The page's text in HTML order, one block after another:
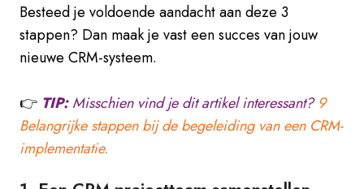
Besteed je voldoende aandacht aan deze 3
stappen? Dan maak je vast een succes van jouw
nieuwe CRM-systeem.
👉 TIP:Misschien vind je dit artikel interessant?9
Belangrijke stappen bij de begeleiding van een CRM-
implementatie.